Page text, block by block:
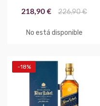
218,90 € 226,90 €
No está disponible
-18%